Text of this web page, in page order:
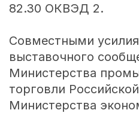
82.30 ОКВЭД 2.
Совместными
выставочного
Министерства
торговли
Министерства